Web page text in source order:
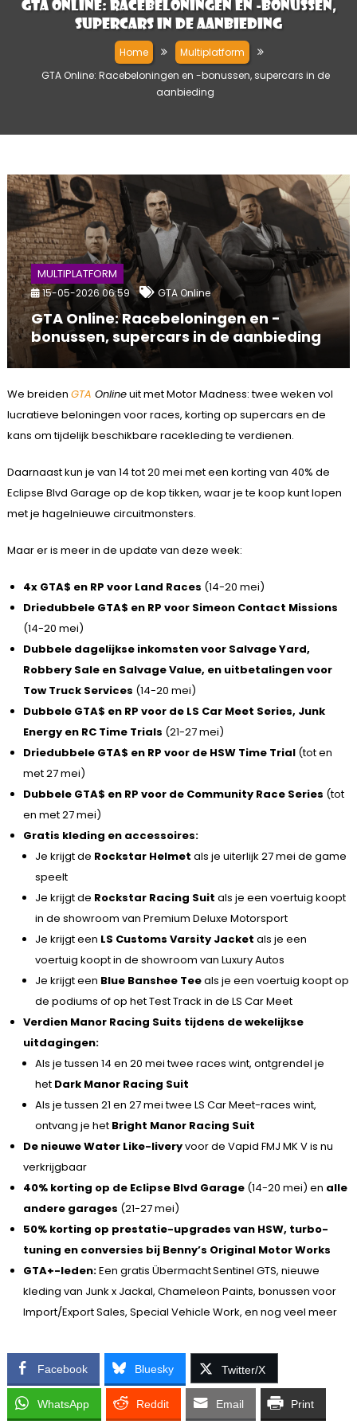
GTA Online: Racebeloningen en -bonussen,
supercars in de aanbieding
Home
Multiplatform
GTA Online: Racebeloningen en -bonussen, supercars in de
aanbieding
MULTIPLATFORM
15-05-2026 06:59 GTA Online
GTA Online: Racebeloningen en -
bonussen, supercars in de aanbieding
We breiden GTA Onlineuit met Motor Madness: twee weken vol
lucratieve beloningen voor races, korting op supercars en de
kans om tijdelijk beschikbare racekleding te verdienen.
Daarnaast kun je van 14 tot 20 mei met een korting van 40% de
Eclipse Blvd Garage op de kop tikken, waar je te koop kunt lopen
met je hagelnieuwe circuitmonsters.
Maar er is meer in de update van deze week:
4x GTA$ en RP voor Land Races (14-20 mei)
Driedubbele GTA$ en RP voor Simeon Contact Missions
(14-20 mei)
Dubbele dagelijkse inkomsten voor Salvage Yard,
Robbery Sale en Salvage Value, en uitbetalingen voor
Tow Truck Services (14-20 mei)
Dubbele GTA$ en RP voor de LS Car Meet Series, Junk
Energy en RC Time Trials (21-27 mei)
Driedubbele GTA$ en RP voor de HSW Time Trial (tot en
met 27 mei)
Dubbele GTA$ en RP voor de Community Race Series (tot
en met 27 mei)
Gratis kleding en accessoires:
Je krijgt de Rockstar Helmet als je uiterlijk 27 mei de game
speelt
Je krijgt de Rockstar Racing Suit als je een voertuig koopt
in de showroom van Premium Deluxe Motorsport
Je krijgt een LS Customs Varsity Jacket als je een
voertuig koopt in de showroom van Luxury Autos
Je krijgt een Blue Banshee Teeals je een voertuig koopt op
de podiums of op het Test Track in de LS Car Meet
Verdien Manor Racing Suits tijdens de wekelijkse
uitdagingen:
Als je tussen 14 en 20 mei twee races wint, ontgrendel je
het Dark Manor Racing Suit
Als je tussen 21 en 27 mei twee LS Car Meet-races wint,
ontvang je het Bright Manor Racing Suit
De nieuwe Water Like-liveryvoor de Vapid FMJ MK V is nu
verkrijgbaar
40% korting op de Eclipse Blvd Garage (14-20 mei) en alle
andere garages (21-27 mei)
50% korting op prestatie-upgrades van HSW, turbo-
tuning en conversies bij Benny’s Original Motor Works
GTA+-leden:Een gratis Übermacht Sentinel GTS, nieuwe
kleding van Junk x Jackal, Chameleon Paints, bonussen voor
Import/Export Sales, Special Vehicle Work, en nog veel meer
Facebook Bluesky Twitter/X
WhatsApp Reddit Email Print